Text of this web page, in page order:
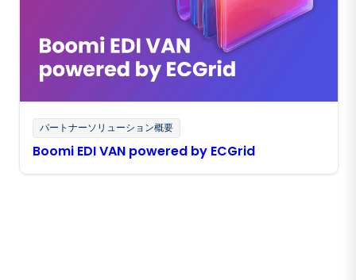
パートナーソリューション概要
Boomi EDI VAN powered by ECGrid